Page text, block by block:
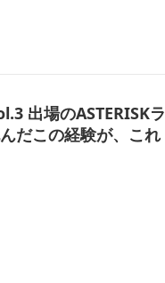
出場のASTERISKラ
だこの経験が、これ